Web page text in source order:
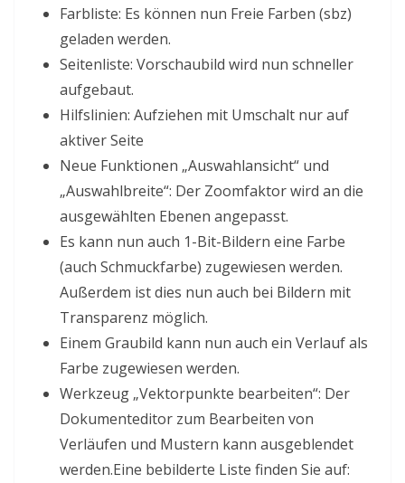
Farbliste: Es können nun Freie Farben (sbz)
geladen werden.
Seitenliste: Vorschaubild wird nun schneller
aufgebaut.
Hilfslinien: Aufziehen mit Umschalt nur auf
aktiver Seite
Neue Funktionen „Auswahlansicht“ und
„Auswahlbreite“: Der Zoomfaktor wird an die
ausgewählten Ebenen angepasst.
Es kann nun auch 1-Bit-Bildern eine Farbe
(auch Schmuckfarbe) zugewiesen werden.
Außerdem ist dies nun auch bei Bildern mit
Transparenz möglich.
Einem Graubild kann nun auch ein Verlauf als
Farbe zugewiesen werden.
Werkzeug „Vektorpunkte bearbeiten“: Der
Dokumenteditor zum Bearbeiten von
Verläufen und Mustern kann ausgeblendet
werden.Eine bebilderte Liste finden Sie auf: